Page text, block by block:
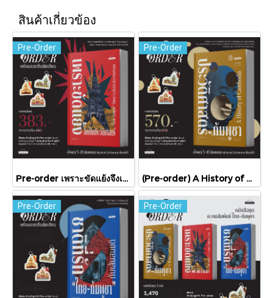
สินค้าเกี่ยวข้อง
Pre-Order
Pre-order เพราะขัดแย้งจึงเป็นประวัติศาสตร์ "ไทย-กัมพูชา" กับความสัมพันธ์หวานปนขม / มติชน
Pre-Order
(Pre-order) A History of Cambodia ประวัติศาสตร์กัมพูชา (ฉบับปรับปรุงใหม่) / David Chandler / มติชน
Pre-Order Pre-Order